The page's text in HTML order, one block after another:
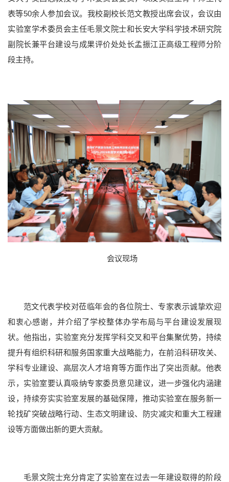
党群部门 行政部门 直附属单位 教学科研单位
院士风采 二级教授 黄大年式教师团队 教师个人主页
表等50余人参加会议。我校副校长范文教授出席会议，会议由
实验室学术委员会主任毛景文院士和长安大学科学技术研究院
副院长兼平台建设与成果评价处处长孟振江正高级工程师分阶
段主持。
会议现场
范文代表学校对莅临年会的各位院士、专家表示诚挚欢迎
和衷心感谢，并介绍了学校整体办学布局与平台建设发展现
状。他指出，实验室充分发挥学科交叉和平台集聚优势，持续
提升有组织科研和服务国家重大战略能力，在前沿科研攻关、
学科专业建设、高层次人才培育等方面作出了突出贡献。他表
示，实验室要认真吸纳专家委员意见建议，进一步强化内涵建
设，持续夯实实验室发展的基础保障，推动实验室在服务新一
轮找矿突破战略行动、生态文明建设、防灾减灾和重大工程建
设等方面做出新的更大贡献。
毛景文院士充分肯定了实验室在过去一年建设取得的阶段